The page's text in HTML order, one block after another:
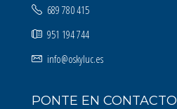
689 780 415
951 194 744
info@oskyluc.es
PONTE EN CONTACTO